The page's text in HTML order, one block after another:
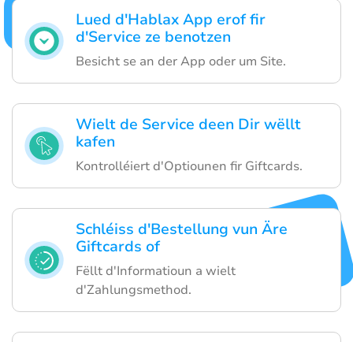
Lued d'Hablax App erof fir
d'Service ze benotzen
Besicht se an der App oder um Site.
Wielt de Service deen Dir wëllt
kafen
Kontrolléiert d'Optiounen fir Giftcards.
Schléiss d'Bestellung vun Äre
Giftcards of
Fëllt d'Informatioun a wielt
d'Zahlungsmethod.